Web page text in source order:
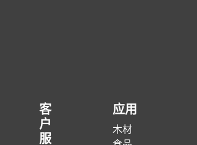
客
户
服
应用
木材